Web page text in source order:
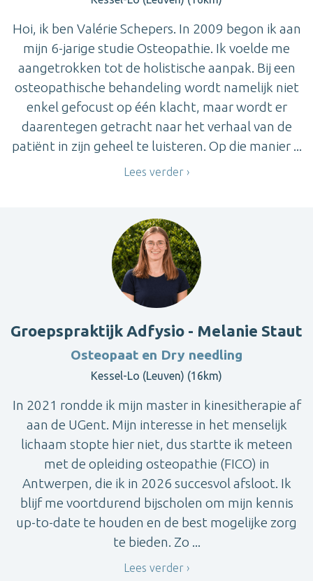
Hoi, ik ben Valérie Schepers. In 2009 begon ik aan
mijn 6-jarige studie Osteopathie. Ik voelde me
aangetrokken tot de holistische aanpak. Bij een
osteopathische behandeling wordt namelijk niet
enkel gefocust op één klacht, maar wordt er
daarentegen getracht naar het verhaal van de
patiënt in zijn geheel te luisteren. Op die manier ...
Lees verder
Groepspraktijk Adfysio - Melanie Staut
Osteopaat en Dry needling
Kessel-Lo (Leuven) (16km)
In 2021 rondde ik mijn master in kinesitherapie af
aan de UGent. Mijn interesse in het menselijk
lichaam stopte hier niet, dus startte ik meteen
met de opleiding osteopathie (FICO) in
Antwerpen, die ik in 2026 succesvol afsloot. Ik
blijf me voortdurend bijscholen om mijn kennis
up-to-date te houden en de best mogelijke zorg
te bieden. Zo ...
Lees verder